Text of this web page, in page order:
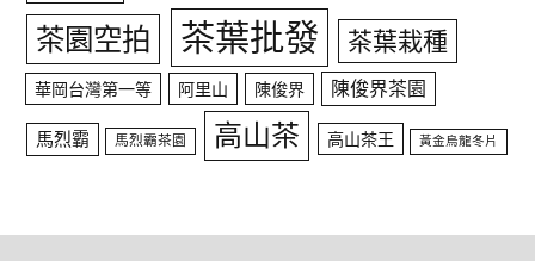
茶園空拍 茶葉批發 茶葉栽種
華岡台灣第一等 阿里山 陳俊界 陳俊界茶園
馬烈霸 馬烈霸茶園 高山茶 高山茶王 黃金烏龍冬片